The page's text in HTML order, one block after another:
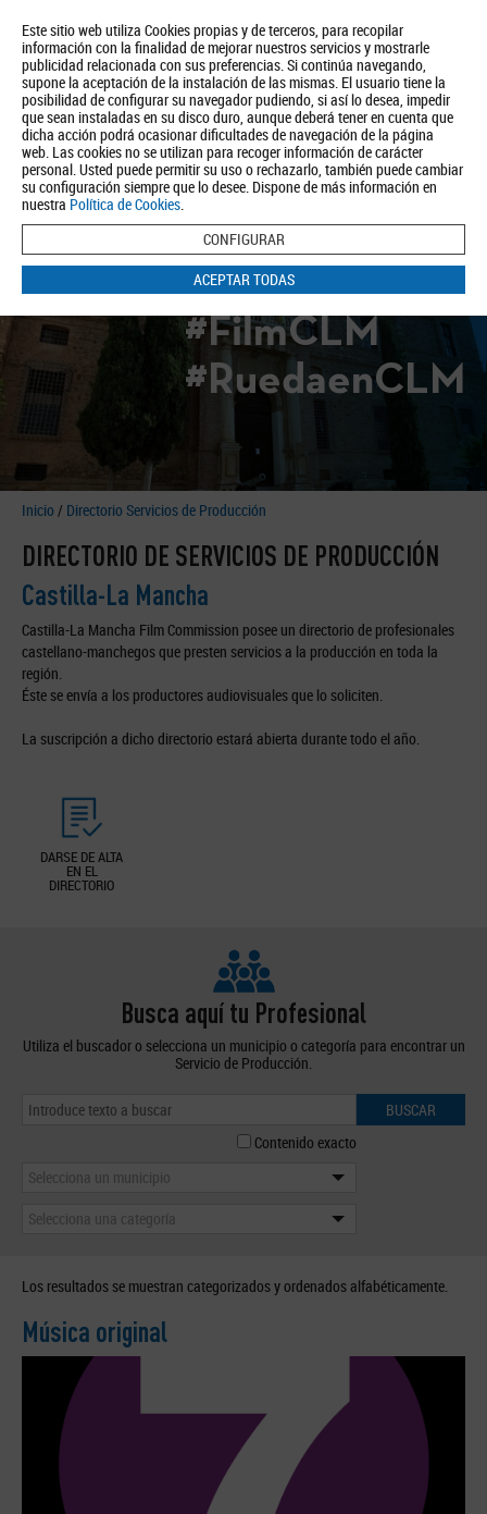
Este sitio web utiliza Cookies propias y de terceros, para recopilar
información con la finalidad de mejorar nuestros servicios y mostrarle
publicidad relacionada con sus preferencias. Si continúa navegando,
supone la aceptación de la instalación de las mismas. El usuario tiene la
posibilidad de configurar su navegador pudiendo, si así lo desea, impedir
que sean instaladas en su disco duro, aunque deberá tener en cuenta que
dicha acción podrá ocasionar dificultades de navegación de la página
web. Las cookies no se utilizan para recoger información de carácter
personal. Usted puede permitir su uso o rechazarlo, también puede cambiar
su configuración siempre que lo desee. Dispone de más información en
nuestra Política de Cookies.
CONFIGURAR
ACEPTAR TODAS
Quiénes somos Turismo Política de Privacidad Aviso Legal
Política de Cookies
BUSCAR
#FilmCLM
#RuedaenCLM
Inicio / Directorio Servicios de Producción
DIRECTORIO DE SERVICIOS DE PRODUCCIÓN
Castilla-La Mancha
Castilla-La Mancha Film Commission posee un directorio de profesionales
castellano-manchegos que presten servicios a la producción en toda la
región.
Éste se envía a los productores audiovisuales que lo soliciten.
La suscripción a dicho directorio estará abierta durante todo el año.
DARSE DE ALTA
EN EL
DIRECTORIO
Busca aquí tu Profesional
Utiliza el buscador o selecciona un municipio o categoría para encontrar un
Servicio de Producción.
BUSCAR
Contenido exacto
Selecciona un municipio
Selecciona una categoría
Los resultados se muestran categorizados y ordenados alfabéticamente.
Música original